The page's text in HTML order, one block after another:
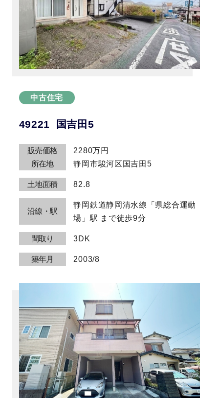
中古住宅
49221_国吉田5
販売価格
2280万円
所在地
静岡市駿河区国吉田5
土地面積 82.8
沿線・駅
静岡鉄道静岡清水線「県総合運動
場」駅 まで徒歩9分
間取り 3DK
築年月 2003/8